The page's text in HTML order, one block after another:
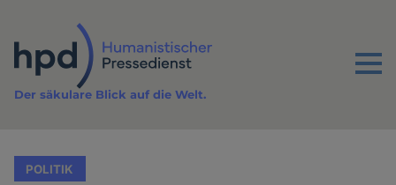
Inhalt
Menu
Der säkulare Blick auf die Welt.
POLITIK